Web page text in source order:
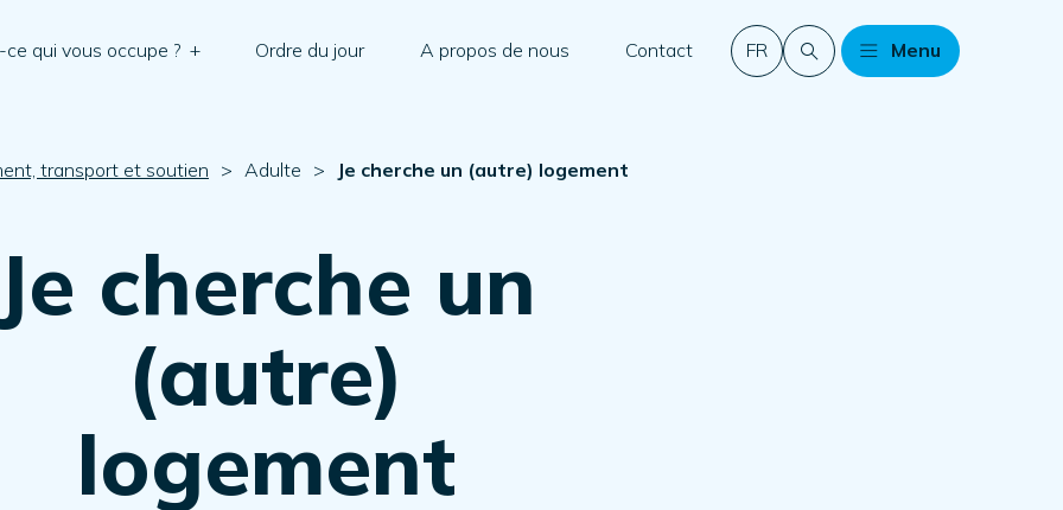
qui vous occupe ? + Ordre du jour A propos de nous Contact FR Menu
transport et soutien > Adulte > Je cherche un (autre) logement
cherche un
(autre)
logement